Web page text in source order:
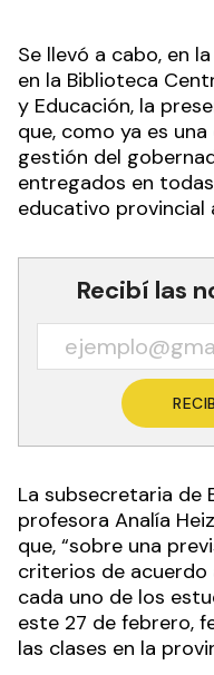
Se llevó a cabo, en
en la Biblioteca
y Educación, la
que, como ya es
gestión del
entregados en
educativo provincial
Recibí las
La subsecretaria de
profesora Analía
que, “sobre una
criterios de acuerdo
cada uno de los
este 27 de febrero,
las clases en la